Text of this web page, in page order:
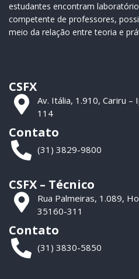
estudantes encontram
competente de professores,
meio da relação entre teoria e
CSFX
Av. Itália, 1.910, Cariru –
114
Contato
(31) 3829-9800
CSFX – Técnico
Rua Palmeiras, 1.089,
35160-311
Contato
(31) 3830-5850